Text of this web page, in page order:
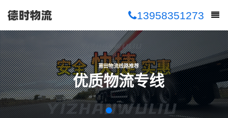
13958351273
莆田物流线路推荐
优质物流专线